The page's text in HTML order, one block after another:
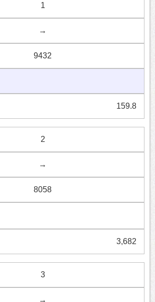
1
→
9432
159.8
2
→
8058
3,682
3
→